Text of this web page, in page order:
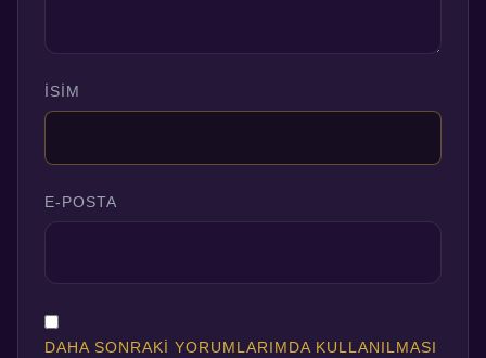
İSIM
E-POSTA
DAHA SONRAKI YORUMLARIMDA KULLANILMASI